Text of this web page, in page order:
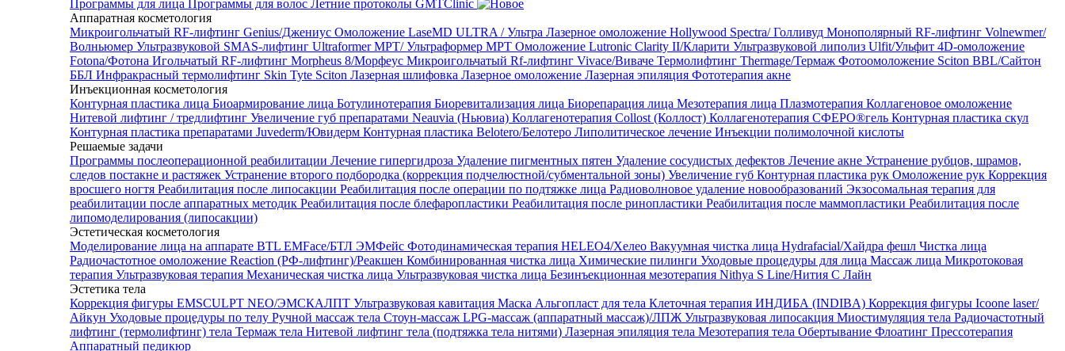
Программы для лица Программы для волос Летние протоколы GMTClinic
Аппаратная косметология
Микроигольчатый RF-лифтинг Genius/Джениус Омоложение LaseMD ULTRA / Ультра Лазерное омоложение Hollywood Spectra/ Голливуд Монополярный RF-лифтинг Volnewmer/
Волньюмер Ультразвуковой SMAS-лифтинг Ultraformer MPT/ Ультраформер MPT Омоложение Lutronic Clarity II/Кларити Ультразвуковой липолиз Ulfit/Ульфит 4D-омоложение
Fotona/Фотона Игольчатый RF-лифтинг Morpheus 8/Морфеус Микроигольчатый Rf-лифтинг Vivace/Виваче Термолифтинг Thermage/Термаж Фотоомоложение Sciton BBL/Сайтон
ББЛ Инфракрасный термолифтинг Skin Tyte Sciton Лазерная шлифовка Лазерное омоложение Лазерная эпиляция Фототерапия акне
Инъекционная косметология
Контурная пластика лица Биоармирование лица Ботулинотерапия Биоревитализация лица Биорепарация лица Мезотерапия лица Плазмотерапия Коллагеновое омоложение
Нитевой лифтинг / тредлифтинг Увеличение губ препаратами Neauvia (Ньювиа) Коллагенотерапия Collost (Коллост) Коллагенотерапия СФЕРО®гель Контурная пластика скул
Контурная пластика препаратами Juvederm/Ювидерм Контурная пластика Belotero/Белотеро Липолитическое лечение Инъекции полимолочной кислоты
Решаемые задачи
Программы послеоперационной реабилитации Лечение гипергидроза Удаление пигментных пятен Удаление сосудистых дефектов Лечение акне Устранение рубцов, шрамов,
следов постакне и растяжек Устранение второго подбородка (коррекция подчелюстной/субментальной зоны) Увеличение губ Контурная пластика рук Омоложение рук Коррекция
вросшего ногтя Реабилитация после липосакции Реабилитация после операции по подтяжке лица Радиоволновое удаление новообразований Экзосомальная терапия для
реабилитации после аппаратных методик Реабилитация после блефаропластики Реабилитация после ринопластики Реабилитация после маммопластики Реабилитация после
липомоделирования (липосакции)
Эстетическая косметология
Моделирование лица на аппарате BTL EMFace/БТЛ ЭМФейс Фотодинамическая терапия HELEO4/Хелео Вакуумная чистка лица Hydrafacial/Хайдра фешл Чистка лица
Радиочастотное омоложение Reaction (РФ-лифтинг)/Реакшен Комбинированная чистка лица Химические пилинги Уходовые процедуры для лица Массаж лица Микротоковая
терапия Ультразвуковая терапия Механическая чистка лица Ультразвуковая чистка лица Безинъекционная мезотерапия Nithya S Line/Нития С Лайн
Эстетика тела
Коррекция фигуры EMSCULPT NEO/ЭМСКАЛПТ Ультразвуковая кавитация Маска Альгопласт для тела Клеточная терапия ИНДИБА (INDIBA) Коррекция фигуры Icoone laser/
Айкун Уходовые процедуры по телу Ручной массаж тела Стоун-массаж LPG-массаж (аппаратный массаж)/ЛПЖ Ультразвуковая липосакция Миостимуляция тела Радиочастотный
лифтинг (термолифтинг) тела Термаж тела Нитевой лифтинг тела (подтяжка тела нитями) Лазерная эпиляция тела Мезотерапия тела Обертывание Флоатинг Прессотерапия
Аппаратный педикюр